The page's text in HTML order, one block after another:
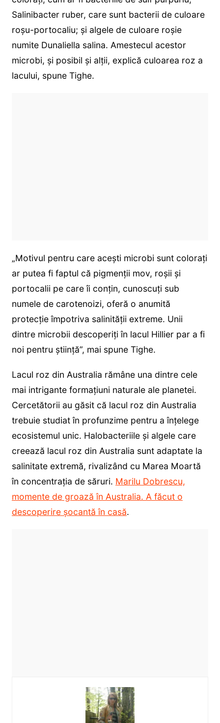
Salinibacter ruber, care sunt bacterii de culoare
roșu-portocaliu; și algele de culoare roșie
numite Dunaliella salina. Amestecul acestor
microbi, și posibil și alții, explică culoarea roz a
lacului, spune Tighe.
„Motivul pentru care acești microbi sunt colorați
ar putea fi faptul că pigmenții mov, roșii și
portocalii pe care îi conțin, cunoscuți sub
numele de carotenoizi, oferă o anumită
protecție împotriva salinității extreme. Unii
dintre microbii descoperiți în lacul Hillier par a fi
noi pentru știință”, mai spune Tighe.
Lacul roz din Australia rămâne una dintre cele
mai intrigante formațiuni naturale ale planetei.
Cercetătorii au găsit că lacul roz din Australia
trebuie studiat în profunzime pentru a înțelege
ecosistemul unic. Halobacteriile și algele care
creează lacul roz din Australia sunt adaptate la
salinitate extremă, rivalizând cu Marea Moartă
în concentrația de săruri. Marilu Dobrescu,
momente de groază în Australia. A făcut o
descoperire șocantă în casă.